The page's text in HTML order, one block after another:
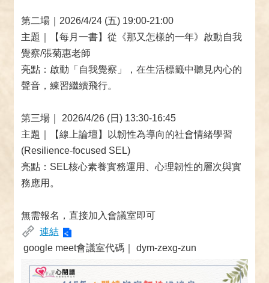
第二場｜2026/4/24 (五) 19:00-21:00
主題｜【每月一書】從《那又怎樣的一年》啟動自我
覺察/張菊惠老師
亮點：啟動「自我覺察」，在生活標籤中聽見內心的
聲音，練習繼續飛行。
第三場｜ 2026/4/26 (日) 13:30-16:45
主題｜【線上論壇】以韌性為導向的社會情緒學習
(Resilience-focused SEL)
亮點：SEL核心素養實務運用、心理韌性的層次與實
務應用。
無需報名，直接加入會議室即可
連結
google meet會議室代碼｜ dym-zexg-zun